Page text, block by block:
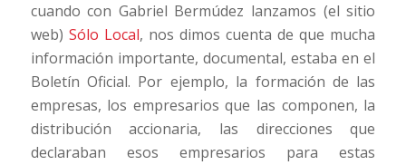
cuando con Gabriel Bermúdez lanzamos (el sitio
web) Sólo Local, nos dimos cuenta de que mucha
información importante, documental, estaba en el
Boletín Oficial. Por ejemplo, la formación de las
empresas, los empresarios que las componen, la
distribución accionaria, las direcciones que
declaraban esos empresarios para estas